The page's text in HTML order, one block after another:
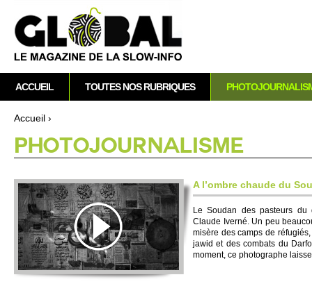
Vous êtes ici
Accueil ›
PHOTO­JOURNALISME
A l’ombre chaude du
Le So­udan des paste­urs
Claude Iverné. Un peu
misère des camps de
jawid et des co­mbats du
mo­ment, ce photographe
M
e
n
p
r
i
n
c
p
a
l
ACCUEIL TOUTES NOS RUBRIQUES